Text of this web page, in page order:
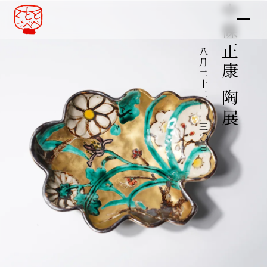
中條正康 陶展
八月二十二日～三〇日